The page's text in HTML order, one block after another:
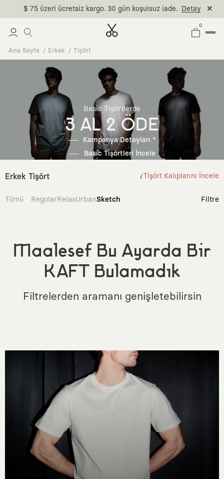
$ 75 üzeri ücretsiz kargo. 30 gün koşulsuz iade. Detay
0
Ana Sayfa Erkek Tişört
Basic Tişörtlerde
3 AL 2 ÖDE
Kampanya Detayları *
Basic Tişörtleri İncele
Erkek Tişört Tişört Kalıplarını İncele
Tümü RegularRelaxUrbanSketch Filtre
Maalesef Bu Ayarda Bir
KAFT Bulamadık
Filtrelerden aramanı genişletebilirsin